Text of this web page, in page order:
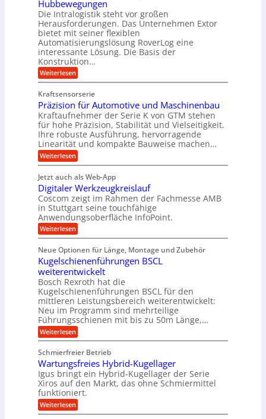
k
i
m
V
e
r
g
e
c
h
e
K
u
g
e
l
g
e
w
i
n
d
e
t
i
e
b
e
f
ü
r
r
a
u
e
U
m
g
e
b
u
n
g
e
n
r
t
U
m
s
a
t
u
n
d
A
u
f
t
r
a
g
s
e
i
g
a
n
g
r
A
r
b
e
i
t
s
l
o
s
e
,
w
e
n
i
g
e
r
S
t
e
l
l
e
n
Hubbewegungen
Die Intralogistik steht vor großen
Herausforderungen. Das Unternehmen Extor
bietet mit seiner flexiblen
Automatisierungslösung RoverLog eine
interessante Lösung. Die Basis der
Konstruktion…
Weiterlesen:
Z
h
n
s
t
a
n
g
e
n
e
t
r
i
e
b
e
f
r
p
r
ä
z
i
s
e
H
u
b
e
w
e
g
u
n
g
e
Kraftsensorserie
Präzision für Automotive und Maschinenbau
Kraftaufnehmer der Serie K von GTM stehen
für hohe Präzision, Stabilität und Vielseitigkeit.
Ihre robuste Ausführung, hervorragende
Linearität und kompakte Bauweise machen…
Weiterlesen:
P
ä
z
i
s
i
o
n
f
r
A
u
t
o
m
o
t
i
v
e
n
d
M
a
s
c
h
i
Jetzt auch als Web-App
Digitaler Werkzeugkreislauf
Coscom zeigt im Rahmen der Fachmesse AMB
in Stuttgart seine touchfähige
Anwendungsoberfläche InfoPoint.
Weiterlesen:
D
g
i
t
a
l
e
r
W
e
r
k
z
e
u
g
k
r
e
i
s
Neue Optionen für Länge, Montage und Zubehör
Kugelschienenführungen BSCL
weiterentwickelt
Bosch Rexroth hat die
Kugelschienenführungen BSCL für den
mittleren Leistungsbereich weiterentwickelt:
Neu im Programm sind mehrteilige
Führungsschienen mit bis zu 50m Länge,…
Weiterlesen:
K
g
e
l
s
c
h
i
e
Schmierfreier Betrieb
Wartungsfreies Hybrid-Kugellager
Igus bringt ein Hybrid-Kugellager der Serie
Xiros auf den Markt, das ohne Schmiermittel
funktioniert.
Weiterlesen:
W